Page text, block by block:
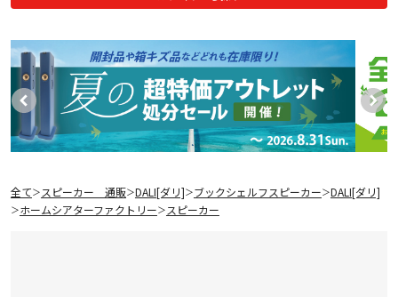
全て＞ スピーカー 通販＞DALI[ダリ]＞ブックシェルフスピーカー＞DALI[ダリ]
＞ホームシアターファクトリー＞ スピーカー